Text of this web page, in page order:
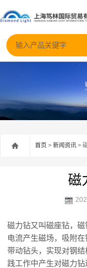
首页 > 新闻资讯 >
磁
磁力钻又叫磁座钻，
电流产生磁场，吸附
带动钻头，实现对钢
践工作中产生对磁力